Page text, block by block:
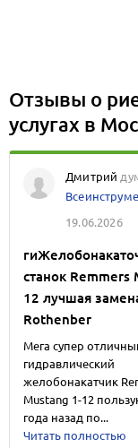
Отзывы о
услугах в
Дмитрий
19.06.2026
станок Remmers
12 лучшая
Rothenber
Мега супер
гидравлический
желобонакатчик
Mustang 1-12
года назад по...
Читать полностью